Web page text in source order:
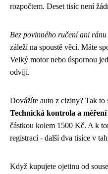
rozpočtem. Deset tisíc není
Bez povinného ručení ani ránu
záleží na spoustě věcí. Máte
Velký motor nebo úspornou
odvíjí.
Dovážíte auto z ciziny? Tak to
Technická kontrola a
částkou kolem 1500 Kč. A k
registrací - další dva tisíce v
Když kupujete ojetinu od